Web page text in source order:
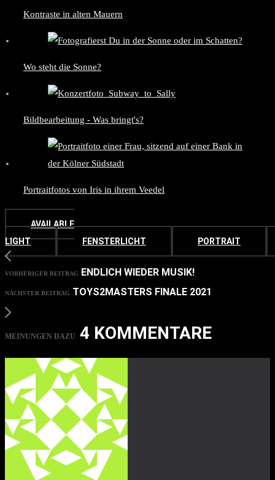
Kontraste in alten Mauern
Wo steht die Sonne?
Bildbearbeitung - Was bringt's?
Portraitfotos von Iris in ihrem Veedel
AVAILABLE
LIGHT
FENSTERLICHT PORTRAIT
VORHERIGER BEITRAG ENDLICH WIEDER MUSIK!
NÄCHSTER BEITRAG TOYS2MASTERS FINALE 2021
MEINUNGEN DAZU 4 KOMMENTARE